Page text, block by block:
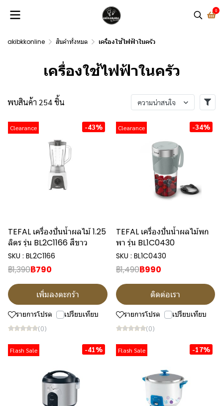
0
akibkkonline สินค้าทั้งหมด เครื่องใช้ไฟฟ้าในครัว
เครื่องใช้ไฟฟ้าในครัว
พบสินค้า 254 ชิ้น ความน่าสนใจ
Clearance -43%
TEFAL เครื่องปั่นน้ำผลไม้ 1.25
ลิตร รุ่น BL2C1166 สีขาว
SKU : BL2C1166
฿1,390฿790
เพิ่มลงตะกร้า
รายการโปรด เปรียบเทียบ
(0)
Clearance -34%
TEFAL เครื่องปั่นน้ำผลไม้พก
พา รุ่น BL1C0430
SKU : BL1C0430
฿1,490฿990
ติดต่อเรา
รายการโปรด เปรียบเทียบ
(0)
Flash Sale -41% Flash Sale -17%